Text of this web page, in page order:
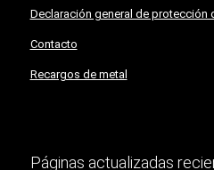
Declaración general de protección
Contacto
Recargos de metal
Páginas actualizadas